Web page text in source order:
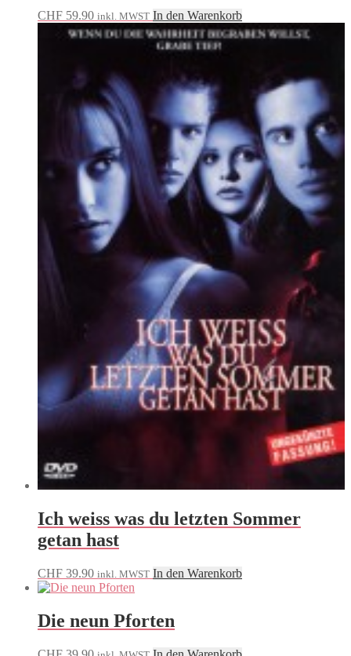
CHF 59.90 inkl. MWST In den Warenkorb
Ich weiss was du letzten Sommer
getan hast
CHF 39.90 inkl. MWST In den Warenkorb
Die neun Pforten